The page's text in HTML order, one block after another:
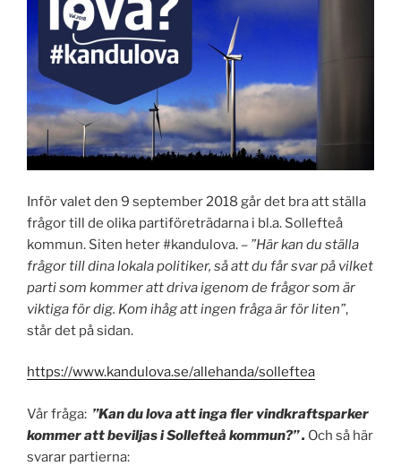
Inför valet den 9 september 2018 går det bra att ställa
frågor till de olika partiföreträdarna i bl.a. Sollefteå
kommun. Siten heter #kandulova. – ”Här kan du ställa
frågor till dina lokala politiker, så att du får svar på vilket
parti som kommer att driva igenom de frågor som är
viktiga för dig. Kom ihåg att ingen fråga är för liten”,
står det på sidan.
https://www.kandulova.se/allehanda/solleftea
Vår fråga: ”Kan du lova att inga fler vindkraftsparker
kommer att beviljas i Sollefteå kommun?” . Och så här
svarar partierna: